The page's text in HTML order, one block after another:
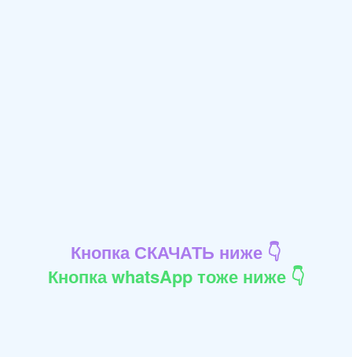
Кнопка СКАЧАТЬ ниже 👇
Кнопка whatsApp тоже ниже 👇